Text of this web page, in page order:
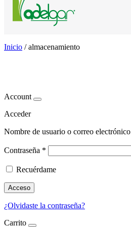
Inicio /almacenamiento
Account
Acceder
Nombre de usuario o correo electrónico
Contraseña *
Recuérdame
Acceso
¿Olvidaste la contraseña?
Carrito